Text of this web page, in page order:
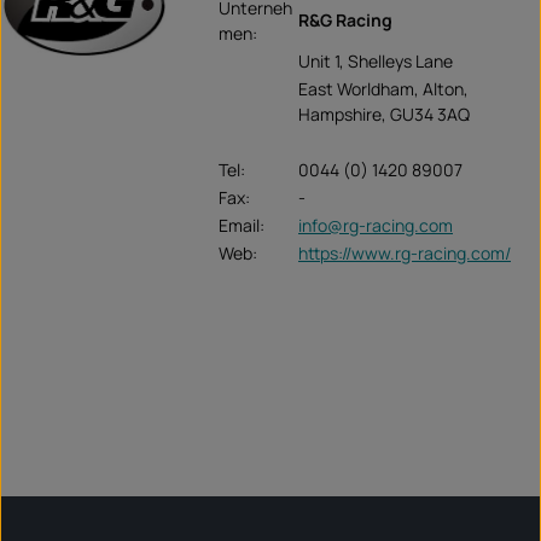
Unterneh
men:
R&G Racing
Unit 1, Shelleys Lane
East Worldham, Alton,
Hampshire, GU34 3AQ
Tel:
0044 (0) 1420 89007
Fax:
-
Email:
info@rg-racing.com
Web:
https://www.rg-racing.com/